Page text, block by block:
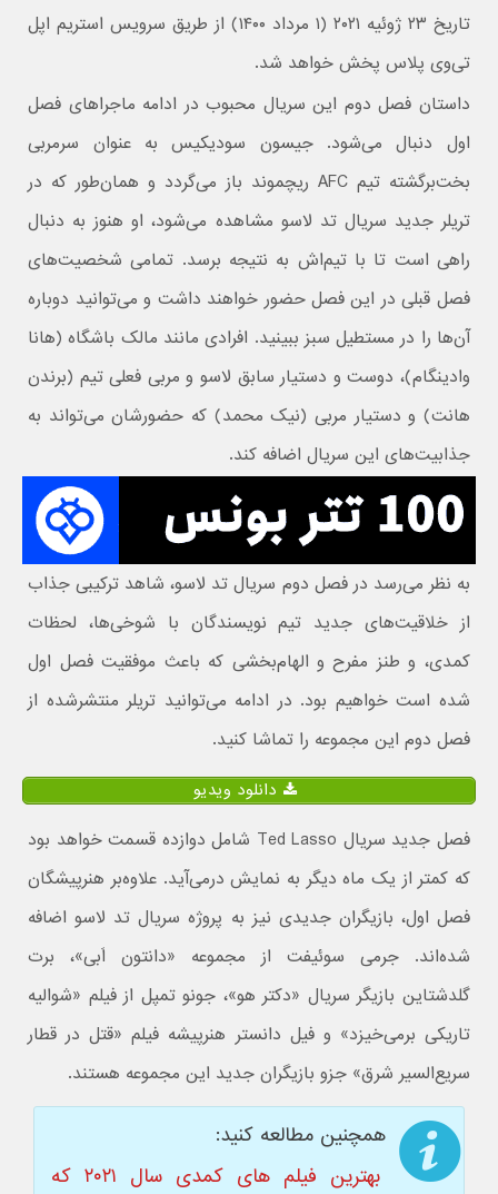
تاریخ ۲۳ ژوئیه ۲۰۲۱ (۱ مرداد ۱۴۰۰) از طریق سرویس استریم اپل
تی‌وی پلاس پخش خواهد شد.
داستان فصل دوم این سریال محبوب در ادامه ماجراهای فصل
اول دنبال می‌شود. جیسون سودیکیس به عنوان سرمربی
بخت‌برگشته تیم AFC ریچموند باز می‌گردد و همان‌طور که در
تریلر جدید سریال تد لاسو مشاهده می‌شود، او هنوز به دنبال
راهی است تا با تیم‌اش به نتیجه برسد. تمامی شخصیت‌های
فصل قبلی در این فصل حضور خواهند داشت و می‌توانید دوباره
آن‌ها را در مستطیل سبز ببینید. افرادی مانند مالک باشگاه (هانا
وادینگام)، دوست و دستیار سابق لاسو و مربی فعلی تیم (برندن
هانت) و دستیار مربی (نیک محمد) که حضورشان می‌تواند به
جذابیت‌های این سریال اضافه کند.
به نظر می‌رسد در فصل دوم سریال تد لاسو، شاهد ترکیبی جذاب
از خلاقیت‌های جدید تیم نویسندگان با شوخی‌ها، لحظات
کمدی، و طنز مفرح و الهام‌بخشی که باعث موفقیت فصل اول
شده‌ است خواهیم بود. در ادامه می‌توانید تریلر منتشرشده از
فصل دوم این مجموعه را تماشا کنید.
دانلود ویدیو
فصل جدید سریال Ted Lasso شامل دوازده قسمت خواهد بود
که کمتر از یک ماه دیگر به نمایش درمی‌آید. علاوه‌بر هنرپیشگان
فصل اول، بازیگران جدیدی نیز به پروژه سریال تد لاسو اضافه
شده‌اند. جرمی سوئیفت از مجموعه «دانتون اَبی»، برت
گلدشتاین بازیگر سریال «دکتر هو»، جونو تمپل از فیلم «شوالیه
تاریکی برمی‌خیزد» و فیل دانستر هنرپیشه فیلم «قتل در قطار
سریع‌السیر شرق» جزو بازیگران جدید این مجموعه هستند.
همچنین مطالعه کنید:
بهترین فیلم های کمدی سال ۲۰۲۱ که